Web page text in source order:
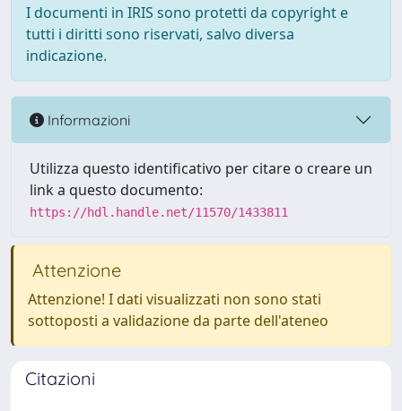
I documenti in IRIS sono protetti da copyright e
tutti i diritti sono riservati, salvo diversa
indicazione.
Informazioni
Utilizza questo identificativo per citare o creare un
link a questo documento:
https://hdl.handle.net/11570/1433811
Attenzione
Attenzione! I dati visualizzati non sono stati
sottoposti a validazione da parte dell'ateneo
Citazioni